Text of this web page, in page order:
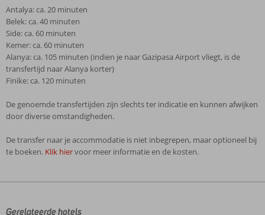
Antalya: ca. 20 minuten
Belek: ca. 40 minuten
Side: ca. 60 minuten
Kemer: ca. 60 minuten
Alanya: ca. 105 minuten (indien je naar Gazipasa Airport vliegt, is de
transfertijd naar Alanya korter)
Finike: ca. 120 minuten
De genoemde transfertijden zijn slechts ter indicatie en kunnen afwijken
door diverse omstandigheden.
De transfer naar je accommodatie is niet inbegrepen, maar optioneel bij
te boeken. Klik hiervoor meer informatie en de kosten.
door
Gerelateerde hotels